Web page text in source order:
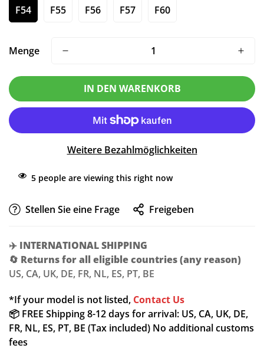
F54 F55 F56 F57 F60
Menge
IN DEN WARENKORB
Weitere Bezahlmöglichkeiten
5 people are viewing this right now
Stellen Sie eine Frage Freigeben
✈️ INTERNATIONAL SHIPPING
🔄 Returns for all eligible countries (any reason)
US, CA, UK, DE, FR, NL, ES, PT, BE
*If your model is not listed, Contact Us
📦 FREE Shipping 8-12 days for arrival: US, CA, UK, DE,
FR, NL, ES, PT, BE (Tax included) No additional customs
fees